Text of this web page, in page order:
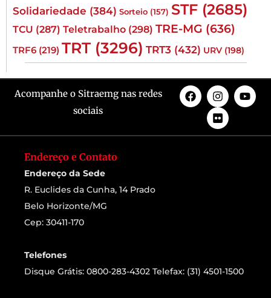
Solidariedade (384) Sorteio (157) STF (2685)
TCU (287) Teletrabalho (298) TRE-MG (636)
TRF6 (219) TRT (3296) TRT3 (432) URV (198)
Acompanhe o Sitraemg nas redes
sociais
Endereço e Contato
Endereço da Sede
R. Euclides da Cunha, 14 Prado
Belo Horizonte/MG
Cep: 30411-170
Telefones
Disque Grátis: 0800-283-4302 Telefax: (31) 4501-1500